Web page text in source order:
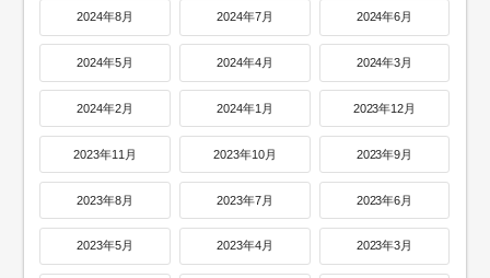
2024年8月 2024年7月 2024年6月
2024年5月 2024年4月 2024年3月
2024年2月 2024年1月 2023年12月
2023年11月 2023年10月 2023年9月
2023年8月 2023年7月 2023年6月
2023年5月 2023年4月 2023年3月